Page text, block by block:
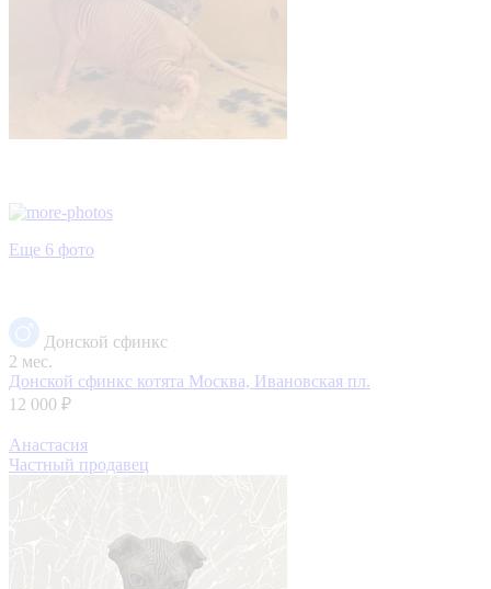
Еще 6 фото
Донской сфинкс
2 мес.
Донской сфинкс котята Москва, Ивановская пл.
12 000 ₽
Анастасия
Частный продавец